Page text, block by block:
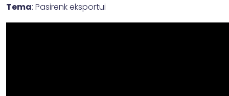
Tema: Pasirenk eksportui